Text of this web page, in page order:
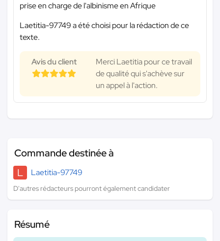
prise en charge de l'albinisme en Afrique
Laetitia-97749 a été choisi pour la rédaction de ce
texte.
Avis du client
Merci Laetitia pour ce travail
de qualité qui s'achève sur
un appel à l'action.
Commande destinée à
L
Laetitia-97749
D'autres rédacteurs pourront également candidater
Résumé